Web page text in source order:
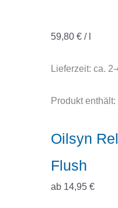
59,80 €/
Lieferzeit: ca.
Produkt enthält:
Oilsyn
Flush
ab 14,95 €